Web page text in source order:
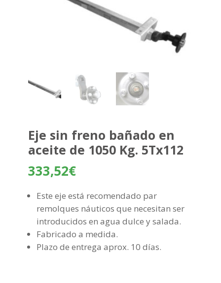
Eje sin freno bañado en
aceite de 1050 Kg. 5Tx112
333,52€
Este eje está recomendado par
remolques náuticos que necesitan ser
introducidos en agua dulce y salada.
Fabricado a medida.
Plazo de entrega aprox. 10 días.